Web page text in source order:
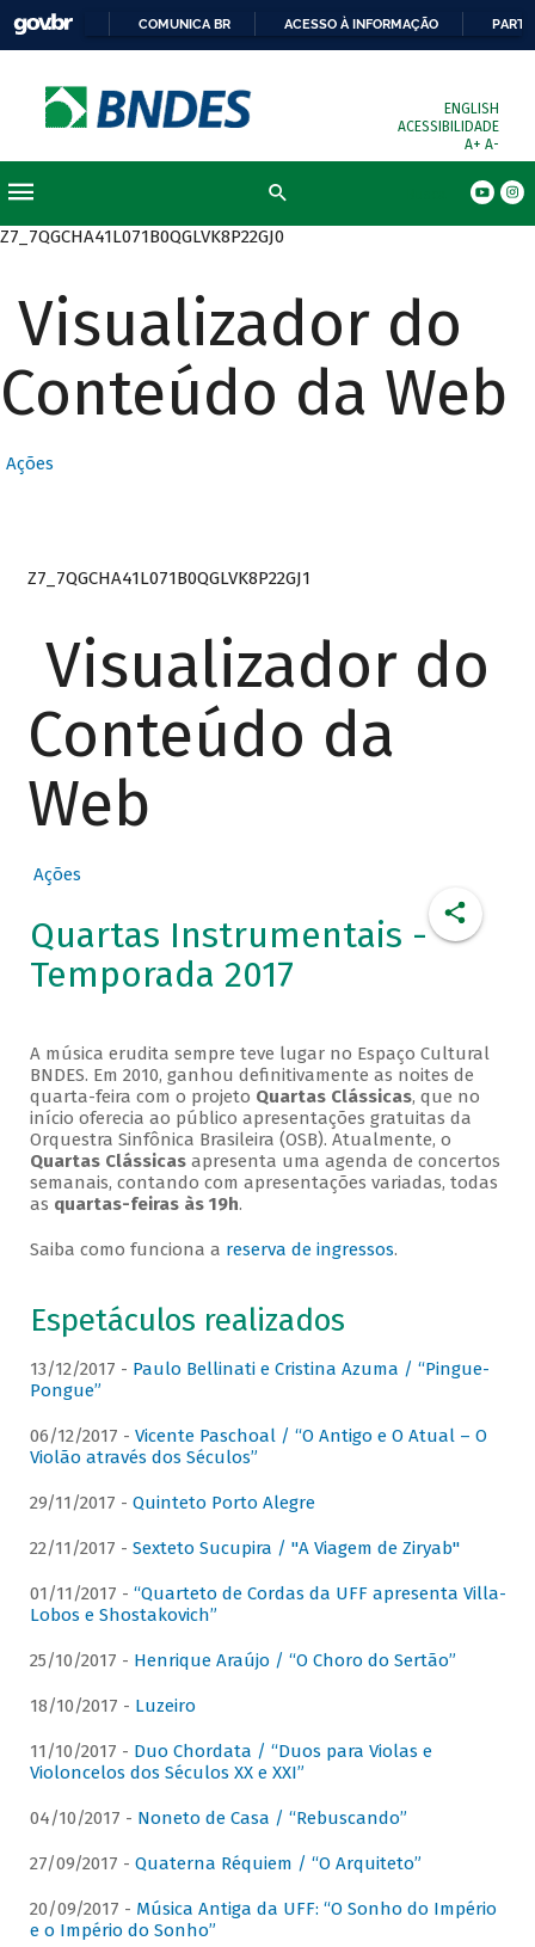
COMUNICA BR ACESSO À INFORMAÇÃO
ENGLISH
ACESSIBILIDADE
A+ A-
Z7_7QGCHA41L071B0QGLVK8P22GJ0
Visualizador do
Conteúdo da Web
Ações
Z7_7QGCHA41L071B0QGLVK8P22GJ1
Visualizador do
Conteúdo da
Web
Ações
Quartas Instrumentais -
Temporada 2017
A música erudita sempre teve lugar no Espaço Cultural
BNDES. Em 2010, ganhou definitivamente as noites de
quarta-feira com o projeto Quartas Clássicas, que no
início oferecia ao público apresentações gratuitas da
Orquestra Sinfônica Brasileira (OSB). Atualmente, o
Quartas Clássicasapresenta uma agenda de concertos
semanais, contando com apresentações variadas, todas
as quartas-feiras às 19h.
Saiba como funciona a reserva de ingressos.
Espetáculos realizados
13/12/2017 - Paulo Bellinati e Cristina Azuma / “Pingue-
Pongue”
06/12/2017 - Vicente Paschoal / “O Antigo e O Atual – O
Violão através dos Séculos”
29/11/2017 - Quinteto Porto Alegre
22/11/2017 - Sexteto Sucupira / "A Viagem de Ziryab"
01/11/2017 - “Quarteto de Cordas da UFF apresenta Villa-
Lobos e Shostakovich”
25/10/2017 - Henrique Araújo / “O Choro do Sertão”
18/10/2017 - Luzeiro
11/10/2017 - Duo Chordata / “Duos para Violas e
Violoncelos dos Séculos XX e XXI”
04/10/2017 - Noneto de Casa / “Rebuscando”
27/09/2017 - Quaterna Réquiem / “O Arquiteto”
20/09/2017 - Música Antiga da UFF: “O Sonho do Império
e o Império do Sonho”